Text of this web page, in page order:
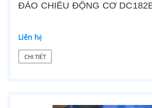
ĐẢO CHIỀU ĐỘNG CƠ
Liên hệ
CHI TIẾT